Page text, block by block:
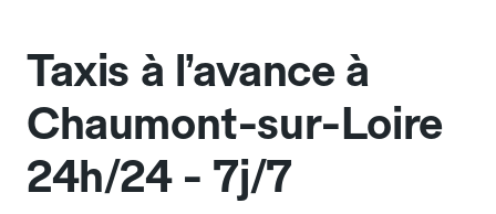
Taxis à l’avance à
Chaumont-sur-Loire
24h/24 - 7j/7